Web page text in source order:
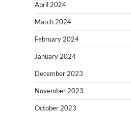
April 2024
March 2024
February 2024
January 2024
December 2023
November 2023
October 2023